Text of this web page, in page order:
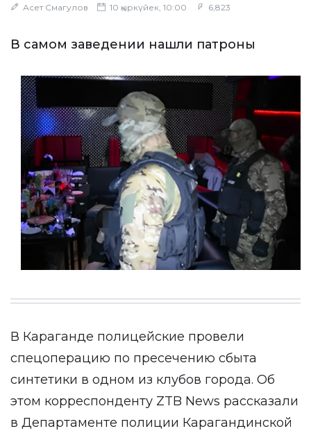
Асет Смагулов 10 қыркүйек, 10:00 6,823
В самом заведении нашли патроны
В Караганде полицейские провели
спецоперацию по пресечению сбыта
синтетики в одном из клубов города. Об
этом корреспонденту ZTB News рассказали
в Департаменте полиции Карагандинской